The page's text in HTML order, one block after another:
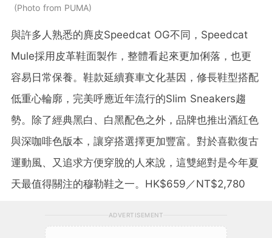
Photo from PUMA
與許多人熟悉的麂皮Speedcat OG不同，Speedcat
Mule採用皮革鞋面製作，整體看起來更加俐落，也更
容易日常保養。鞋款延續賽車文化基因，修長鞋型搭配
低重心輪廓，完美呼應近年流行的Slim Sneakers趨
勢。除了經典黑白、白黑配色之外，品牌也推出酒紅色
與深咖啡色版本，讓穿搭選擇更加豐富。對於喜歡復古
運動風、又追求方便穿脫的人來說，這雙絕對是今年夏
天最值得關注的穆勒鞋之一。HK$659／NT$2,780
ADVERTISEMENT